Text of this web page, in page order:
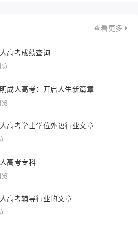
查看更多
高考成绩查询
成人高考：开启人生新篇章
高考学士学位外语行业文章
高考专科
高考辅导行业的文章